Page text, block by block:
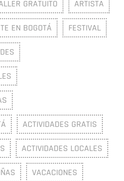
GRATUITO ARTISTA
EN BOGOTÁ FESTIVAL
ACTIVIDADES GRATIS
ACTIVIDADES LOCALES
VACACIONES